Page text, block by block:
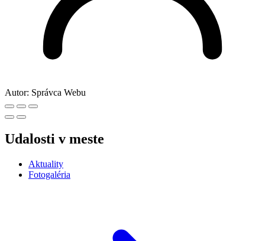
Autor: Správca Webu
Udalosti v meste
Aktuality
Fotogaléria